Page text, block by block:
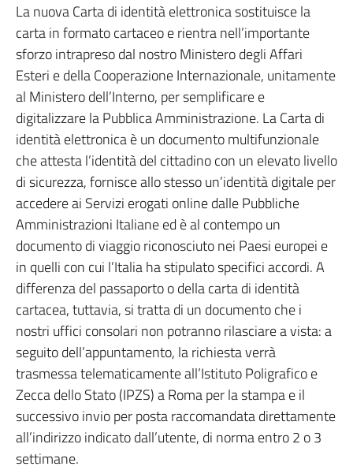
La nuova Carta di identità elettronica sostituisce la
carta in formato cartaceo e rientra nell’importante
sforzo intrapreso dal nostro Ministero degli Affari
Esteri e della Cooperazione Internazionale, unitamente
al Ministero dell’Interno, per semplificare e
digitalizzare la Pubblica Amministrazione. La Carta di
identità elettronica è un documento multifunzionale
che attesta l’identità del cittadino con un elevato livello
di sicurezza, fornisce allo stesso un’identità digitale per
accedere ai Servizi erogati online dalle Pubbliche
Amministrazioni Italiane ed è al contempo un
documento di viaggio riconosciuto nei Paesi europei e
in quelli con cui l’Italia ha stipulato specifici accordi. A
differenza del passaporto o della carta di identità
cartacea, tuttavia, si tratta di un documento che i
nostri uffici consolari non potranno rilasciare a vista: a
seguito dell’appuntamento, la richiesta verrà
trasmessa telematicamente all’Istituto Poligrafico e
Zecca dello Stato (IPZS) a Roma per la stampa e il
successivo invio per posta raccomandata direttamente
all’indirizzo indicato dall’utente, di norma entro 2 o 3
settimane.